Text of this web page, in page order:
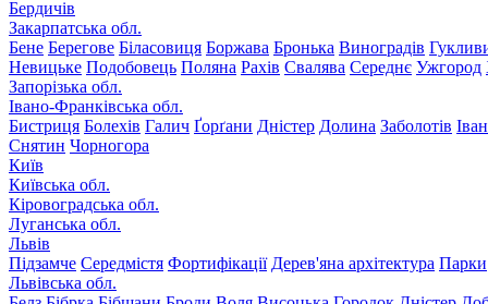
Бердичів
Закарпатська обл.
Бене Берегове Біласовиця Боржава Бронька Виноградів
Невицьке Подобовець Поляна Рахів Свалява Середнє Ужгород
Запорізька обл.
Івано-Франківська обл.
Бистриця Болехів Галич Ґорґани Дністер Долина Заболотів
Снятин Чорногора
Київ
Київська обл.
Кіровоградська обл.
Луганська обл.
Львів
Підзамче Середмістя Фортифікації Дерев'яна архітектура Парки
Львівська обл.